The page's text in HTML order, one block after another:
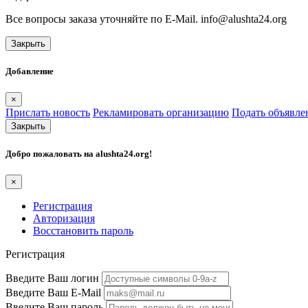
Все вопросы заказа уточняйте по E-Mail. info@alushta24.org
Закрыть
Добавление
×
Прислать новость Рекламировать организацию Подать
Закрыть
Добро пожаловать на alushta24.org!
×
Регистрация
Авторизация
Восстановить пароль
Регистрация
Введите Ваш логин
Введите Ваш E-Mail